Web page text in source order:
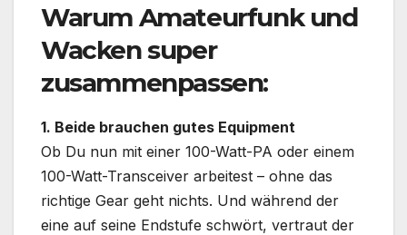
Warum Amateurfunk und
Wacken super
zusammenpassen:
1. Beide brauchen gutes Equipment
Ob Du nun mit einer 100-Watt-PA oder einem
100-Watt-Transceiver arbeitest – ohne das
richtige Gear geht nichts. Und während der
eine auf seine Endstufe schwört, vertraut der